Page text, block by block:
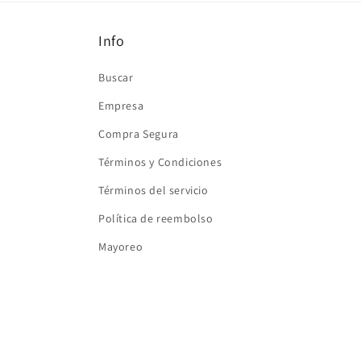
Info
Buscar
Empresa
Compra Segura
Términos y Condiciones
Términos del servicio
Política de reembolso
Mayoreo